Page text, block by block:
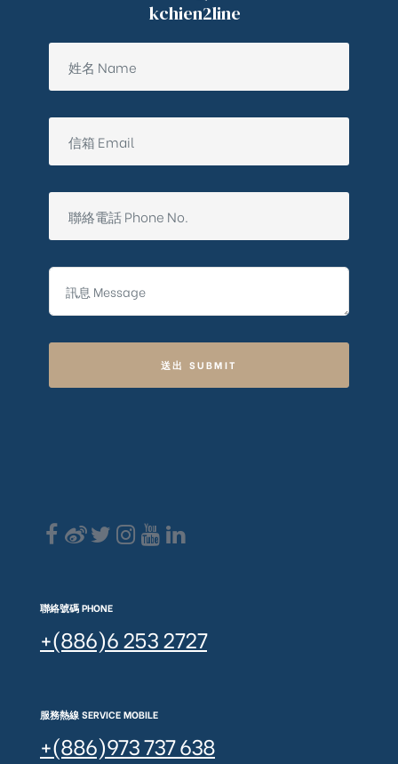
kchien2line
送出 SUBMIT
聯絡號碼 PHONE
+(886)6 253 2727
服務熱線 SERVICE MOBILE
+(886)973 737 638